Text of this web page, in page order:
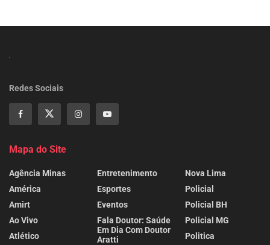
Redes Sociais
Mapa do Site
Agência Minas
América
Amirt
Ao Vivo
Atlético
Entretenimento
Esportes
Eventos
Fala Doutor: Saúde
Em Dia Com Doutor
Aratti
Nova Lima
Policial
Policial BH
Policial MG
Politica